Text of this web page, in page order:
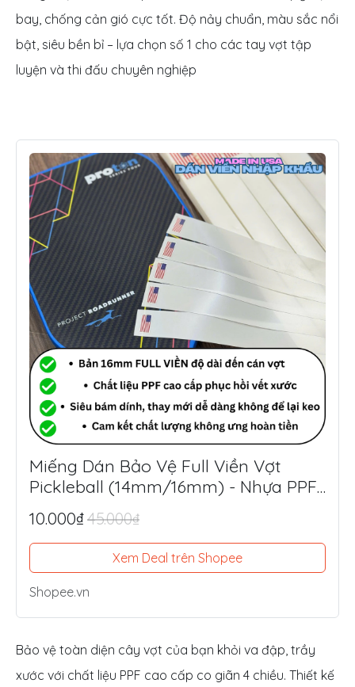
bay, chống cản gió cực tốt. Độ nảy chuẩn, màu sắc nổi
bật, siêu bền bỉ – lựa chọn số 1 cho các tay vợt tập
luyện và thi đấu chuyên nghiệp
Miếng Dán Bảo Vệ Full Viền Vợt
Pickleball (14mm/16mm) - Nhựa PPF
Mỹ Siêu Dày 8.5mil
10.000₫45.000₫
Xem Deal trên Shopee
Shopee.vn
Bảo vệ toàn diện cây vợt của bạn khỏi va đập, trầy
xước với chất liệu PPF cao cấp co giãn 4 chiều. Thiết kế